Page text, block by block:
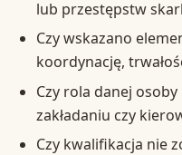
lub przestępstw
Czy wskazano
koordynację,
Czy rola danej
zakładaniu czy
Czy kwalifikacja nie